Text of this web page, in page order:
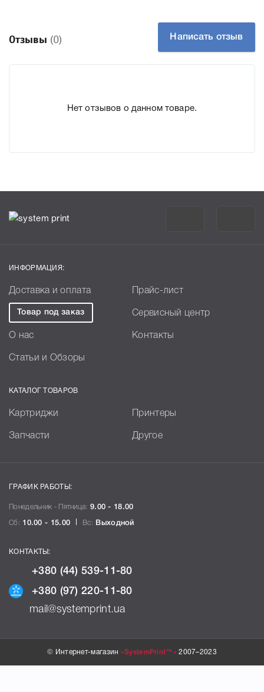
Отзывы (0) Написать отзыв
Нет отзывов о данном товаре.
ИНФОРМАЦИЯ:
Доставка и оплата Прайс-лист
Товар под заказ Сервисный центр
О нас Контакты
Статьи и Обзоры
КАТАЛОГ ТОВАРОВ
Картриджи Принтеры
Запчасти Другое
ГРАФИК РАБОТЫ:
Понедельник - Пятница: 9.00 - 18.00
Сб: 10.00 - 15.00 Вс: Выходной
КОНТАКТЫ:
+380 (44) 539-11-80
+380 (97) 220-11-80
mail@systemprint.ua
© Интернет-магазин «SystemPrint™» 2007–2023